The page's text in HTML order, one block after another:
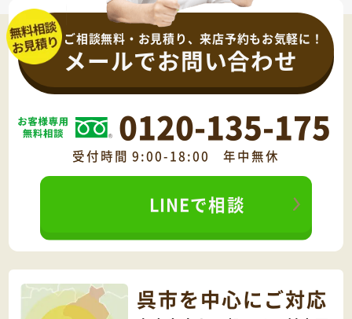
ご相談無料・お見積り、来店予約もお気軽に！
メールでお問い合わせ
0120-135-175
受付時間 9:00-18:00 年中無休
LINEで相談
呉市を中心にご対応